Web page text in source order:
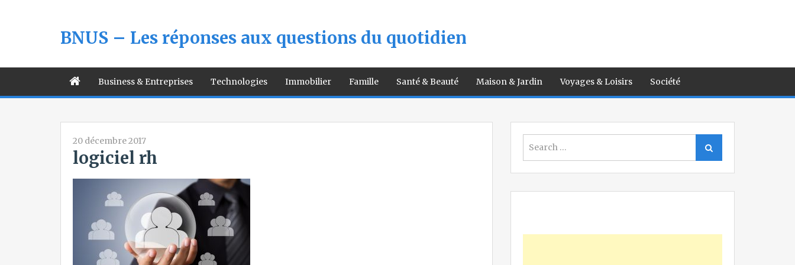
BNUS – Les réponses aux questions du quotidien
Business & Entreprises Technologies Immobilier Famille Santé & Beauté Maison & Jardin Voyages & Loisirs Société
20 décembre 2017
logiciel rh
for:
Search